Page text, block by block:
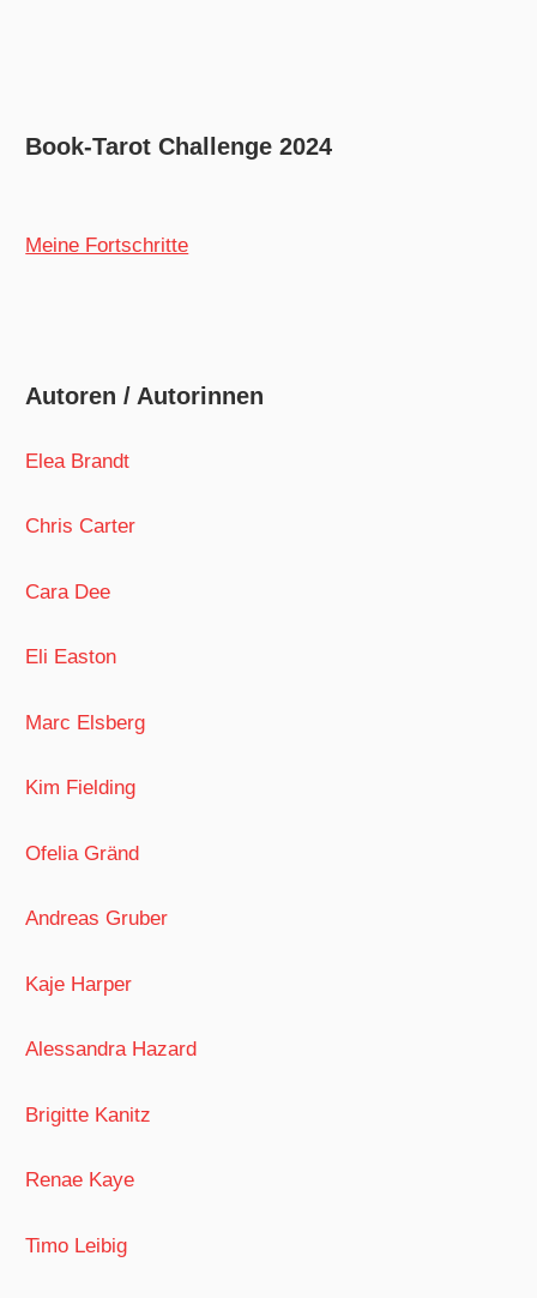
Book-Tarot Challenge 2024
Meine Fortschritte
Autoren / Autorinnen
Elea Brandt
Chris Carter
Cara Dee
Eli Easton
Marc Elsberg
Kim Fielding
Ofelia Gränd
Andreas Gruber
Kaje Harper
Alessandra Hazard
Brigitte Kanitz
Renae Kaye
Timo Leibig